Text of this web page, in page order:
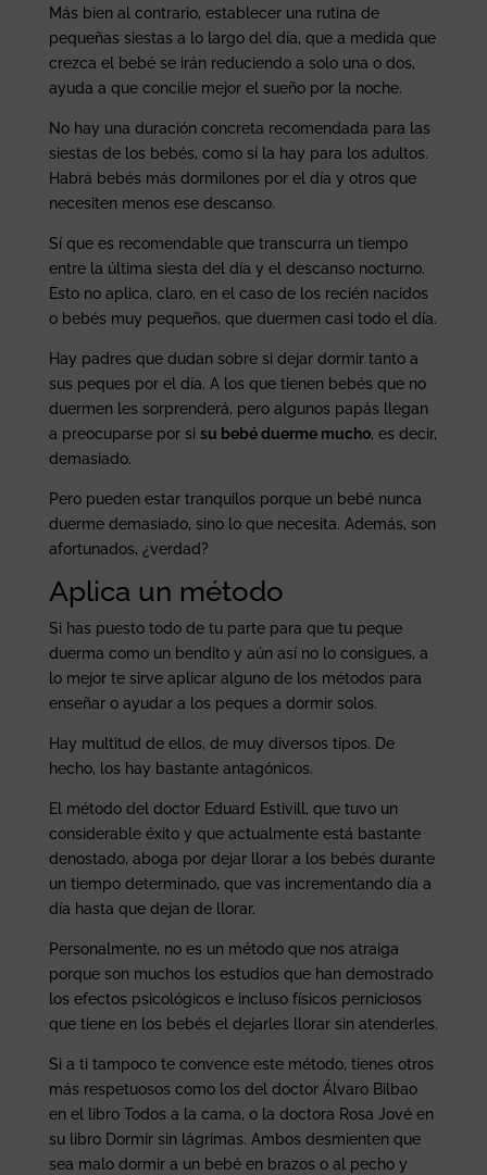
Más bien al contrario, establecer una rutina de
pequeñas siestas a lo largo del día, que a medida que
crezca el bebé se irán reduciendo a solo una o dos,
ayuda a que concilie mejor el sueño por la noche.
No hay una duración concreta recomendada para las
siestas de los bebés, como sí la hay para los adultos.
Habrá bebés más dormilones por el día y otros que
necesiten menos ese descanso.
Sí que es recomendable que transcurra un tiempo
entre la última siesta del día y el descanso nocturno.
Esto no aplica, claro, en el caso de los recién nacidos
o bebés muy pequeños, que duermen casi todo el día.
Hay padres que dudan sobre si dejar dormir tanto a
sus peques por el día. A los que tienen bebés que no
duermen les sorprenderá, pero algunos papás llegan
a preocuparse por si su bebé duerme mucho, es decir,
demasiado.
Pero pueden estar tranquilos porque un bebé nunca
duerme demasiado, sino lo que necesita. Además, son
afortunados, ¿verdad?
Aplica un método
Si has puesto todo de tu parte para que tu peque
duerma como un bendito y aún así no lo consigues, a
lo mejor te sirve aplicar alguno de los métodos para
enseñar o ayudar a los peques a dormir solos.
Hay multitud de ellos, de muy diversos tipos. De
hecho, los hay bastante antagónicos.
El método del doctor Eduard Estivill, que tuvo un
considerable éxito y que actualmente está bastante
denostado, aboga por dejar llorar a los bebés durante
un tiempo determinado, que vas incrementando día a
día hasta que dejan de llorar.
Personalmente, no es un método que nos atraiga
porque son muchos los estudios que han demostrado
los efectos psicológicos e incluso físicos perniciosos
que tiene en los bebés el dejarles llorar sin atenderles.
Si a ti tampoco te convence este método, tienes otros
más respetuosos como los del doctor Álvaro Bilbao
en el libro Todos a la cama, o la doctora Rosa Jové en
su libro Dormir sin lágrimas. Ambos desmienten que
sea malo dormir a un bebé en brazos o al pecho y